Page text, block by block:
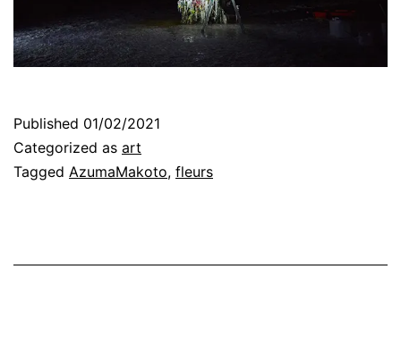
Published 01/02/2021
Categorized as art
Tagged AzumaMakoto, fleurs